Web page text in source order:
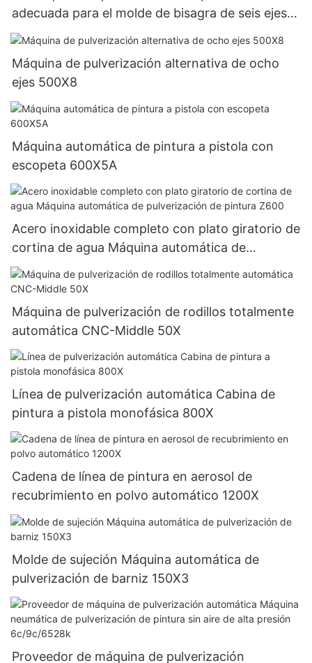
adecuada para el molde de bisagra de seis ejes
500X6
Máquina de pulverización alternativa de ocho
ejes 500X8
Máquina automática de pintura a pistola con
escopeta 600X5A
Acero inoxidable completo con plato giratorio de
cortina de agua Máquina automática de
pulverización de pintura Z600
Máquina de pulverización de rodillos totalmente
automática CNC-Middle 50X
Línea de pulverización automática Cabina de
pintura a pistola monofásica 800X
Cadena de línea de pintura en aerosol de
recubrimiento en polvo automático 1200X
Molde de sujeción Máquina automática de
pulverización de barniz 150X3
Proveedor de máquina de pulverización